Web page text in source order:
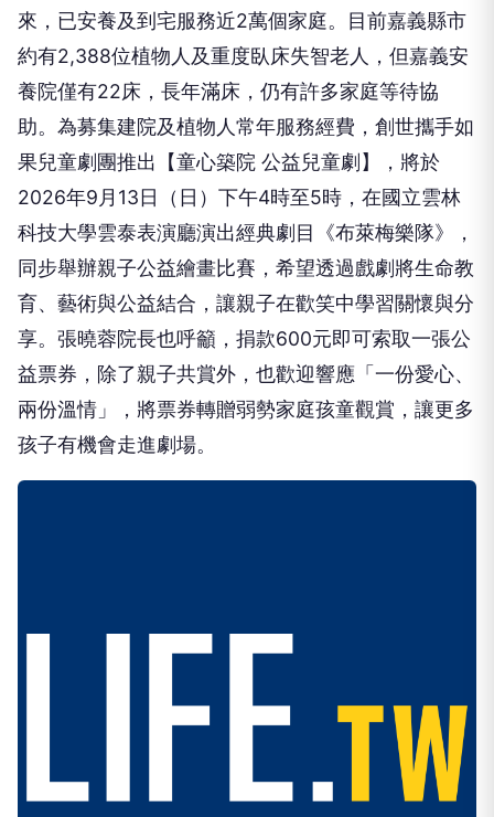
來，已安養及到宅服務近2萬個家庭。目前嘉義縣市
約有2,388位植物人及重度臥床失智老人，但嘉義安
養院僅有22床，長年滿床，仍有許多家庭等待協
助。為募集建院及植物人常年服務經費，創世攜手如
果兒童劇團推出【童心築院 公益兒童劇】，將於
2026年9月13日（日）下午4時至5時，在國立雲林
科技大學雲泰表演廳演出經典劇目《布萊梅樂隊》，
同步舉辦親子公益繪畫比賽，希望透過戲劇將生命教
育、藝術與公益結合，讓親子在歡笑中學習關懷與分
享。張曉蓉院長也呼籲，捐款600元即可索取一張公
益票券，除了親子共賞外，也歡迎響應「一份愛心、
兩份溫情」，將票券轉贈弱勢家庭孩童觀賞，讓更多
孩子有機會走進劇場。